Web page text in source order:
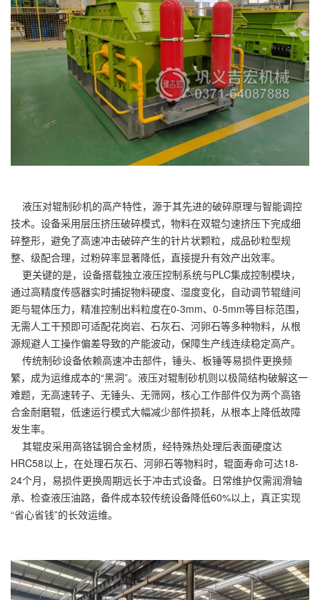
液压对辊制砂机的高产特性，源于其先进的破碎原理与智能调控
技术。设备采用层压挤压破碎模式，物料在双辊匀速挤压下完成细
碎整形，避免了高速冲击破碎产生的针片状颗粒，成品砂粒型规
整、级配合理，过粉碎率显著降低，直接提升有效产出效率。
更关键的是，设备搭载独立液压控制系统与PLC集成控制模块，
通过高精度传感器实时捕捉物料硬度、湿度变化，自动调节辊缝间
距与辊体压力，精准控制出料粒度在0-3mm、0-5mm等目标范围，
无需人工干预即可适配花岗岩、石灰石、河卵石等多种物料，从根
源规避人工操作偏差导致的产能波动，保障生产线连续稳定高产。
传统制砂设备依赖高速冲击部件，锤头、板锤等易损件更换频
繁，成为运维成本的“黑洞”。液压对辊制砂机则以极简结构破解这一
难题，无高速转子、无锤头、无筛网，核心工作部件仅为两个高铬
合金耐磨辊，低速运行模式大幅减少部件损耗，从根本上降低故障
发生率。
其辊皮采用高铬锰钢合金材质，经特殊热处理后表面硬度达
HRC58以上，在处理石灰石、河卵石等物料时，辊面寿命可达18-
24个月，易损件更换周期远长于冲击式设备。日常维护仅需润滑轴
承、检查液压油路，备件成本较传统设备降低60%以上，真正实现
“省心省钱”的长效运维。